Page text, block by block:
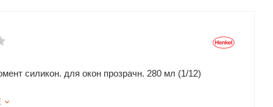
силикон. для окон прозрачн. 280 мл (1/12)